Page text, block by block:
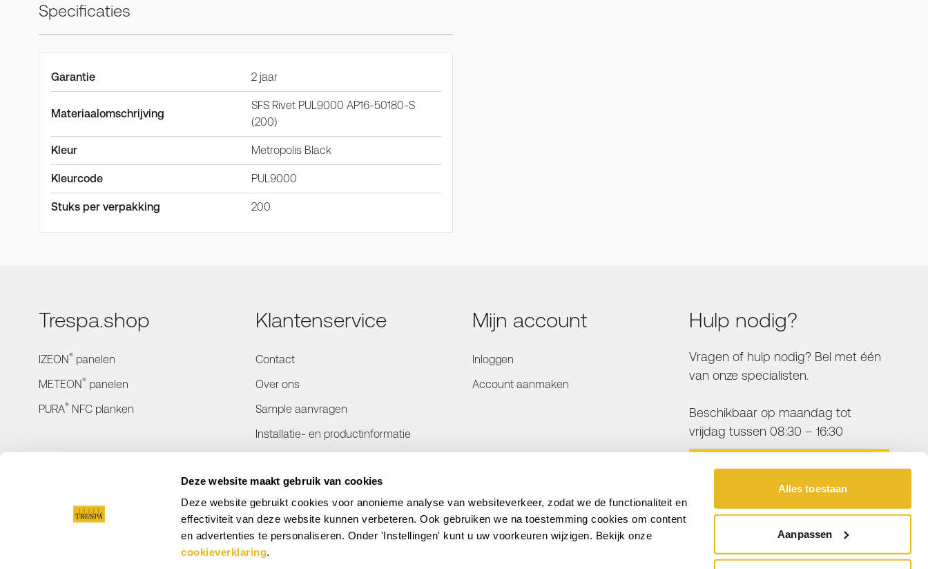
Deze website maakt gebruik van cookies
Deze website gebruikt cookies voor anonieme analyse van websiteverkeer, zodat we de functionaliteit en
effectiviteit van deze website kunnen verbeteren. Ook gebruiken we na toestemming cookies om content
en advertenties te personaliseren. Onder 'Instellingen' kunt u uw voorkeuren wijzigen. Bekijk onze
cookieverklaring.
Alles toestaan
Aanpassen
Specificaties
Garantie 2 jaar
Materiaalomschrijving
SFS Rivet PUL9000 AP16-50180-S
(200)
Kleur Metropolis Black
Kleurcode PUL9000
Stuks per verpakking 200
Trespa.shop
IZEON® panelen
METEON® panelen
PURA® NFC planken
Klantenservice
Contact
Over ons
Sample aanvragen
Installatie- en productinformatie
Retourneren
Verzending
Mijn account
Inloggen
Account aanmaken
Hulp nodig?
Vragen of hulp nodig? Bel met één
van onze specialisten.
Beschikbaar op maandag tot
vrijdag tussen 08:30 – 16:30